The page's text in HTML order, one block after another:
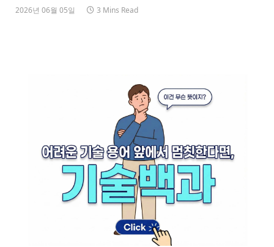
2026년 06월 05일 3 Mins Read